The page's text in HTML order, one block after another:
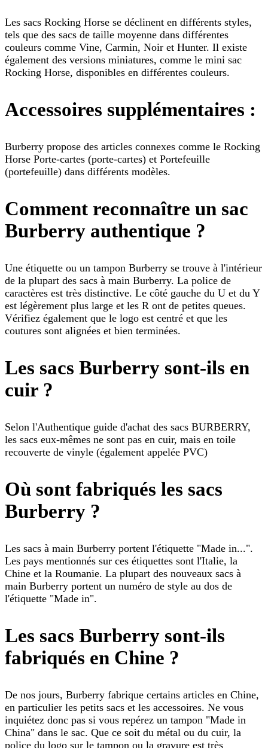
Les sacs Rocking Horse se déclinent en différents styles,
tels que des sacs de taille moyenne dans différentes
couleurs comme Vine, Carmin, Noir et Hunter. Il existe
également des versions miniatures, comme le mini sac
Rocking Horse, disponibles en différentes couleurs.
Accessoires supplémentaires :
Burberry propose des articles connexes comme le Rocking
Horse Porte-cartes (porte-cartes) et Portefeuille
(portefeuille) dans différents modèles.
Comment reconnaître un sac
Burberry authentique ?
Une étiquette ou un tampon Burberry se trouve à l'intérieur
de la plupart des sacs à main Burberry. La police de
caractères est très distinctive. Le côté gauche du U et du Y
est légèrement plus large et les R ont de petites queues.
Vérifiez également que le logo est centré et que les
coutures sont alignées et bien terminées.
Les sacs Burberry sont-ils en
cuir ?
Selon l'Authentique guide d'achat des sacs BURBERRY,
les sacs eux-mêmes ne sont pas en cuir, mais en toile
recouverte de vinyle (également appelée PVC)
Où sont fabriqués les sacs
Burberry ?
Les sacs à main Burberry portent l'étiquette "Made in...".
Les pays mentionnés sur ces étiquettes sont l'Italie, la
Chine et la Roumanie. La plupart des nouveaux sacs à
main Burberry portent un numéro de style au dos de
l'étiquette "Made in".
Les sacs Burberry sont-ils
fabriqués en Chine ?
De nos jours, Burberry fabrique certains articles en Chine,
en particulier les petits sacs et les accessoires. Ne vous
inquiétez donc pas si vous repérez un tampon "Made in
China" dans le sac. Que ce soit du métal ou du cuir, la
police du logo sur le tampon ou la gravure est très